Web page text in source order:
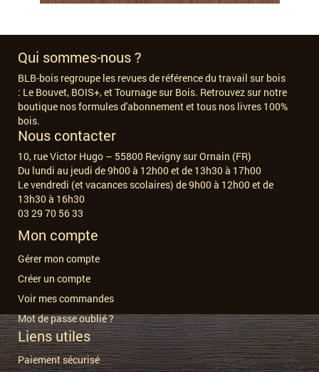
Qui sommes-nous ?
BLB-bois regroupe les revues de référence du travail sur bois
: Le Bouvet, BOIS+, et Tournage sur Bois. Retrouvez sur notre
boutique nos formules d'abonnement et tous nos livres 100%
bois.
Nous contacter
10, rue Victor Hugo – 55800 Revigny sur Ornain (FR)
Du lundi au jeudi de 9h00 à 12h00 et de 13h30 à 17h00
Le vendredi (et vacances scolaires) de 9h00 à 12h00 et de
13h30 à 16h30
03 29 70 56 33
Mon compte
Gérer mon compte
Créer un compte
Voir mes commandes
Mot de passe oublié ?
Liens utiles
Paiement sécurisé